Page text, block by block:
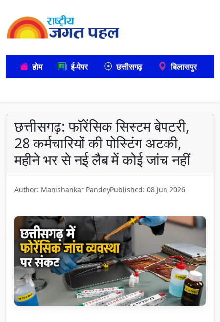
होम ई-पेपर छत्तीसगढ़ बिलासपुर
छत्तीसगढ़: फॉरेंसिक सिस्टम बेपटरी,
28 कर्मचारियों की पोस्टिंग अटकी,
महीने भर से नई लैब में कोई जांच नहीं
Author: Manishankar PandeyPublished: 08 Jun 2026